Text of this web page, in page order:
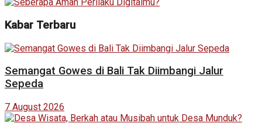
Kabar Terbaru
Semangat Gowes di Bali Tak Diimbangi Jalur
Sepeda
7 August 2026